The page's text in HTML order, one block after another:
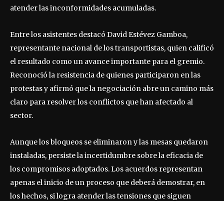
atender las inconformidades acumuladas.
Entre los asistentes destacó David Estévez Gamboa,
representante nacional de los transportistas, quien calificó
el resultado como un avance importante para el gremio.
Reconoció la resistencia de quienes participaron en las
protestas y afirmó que la negociación abre un camino más
claro para resolver los conflictos que han afectado al
sector.
Aunque los bloqueos se eliminaron y las mesas quedaron
instaladas, persiste la incertidumbre sobre la eficacia de
los compromisos adoptados. Los acuerdos representan
apenas el inicio de un proceso que deberá demostrar, en
los hechos, si logra atender las tensiones que siguen